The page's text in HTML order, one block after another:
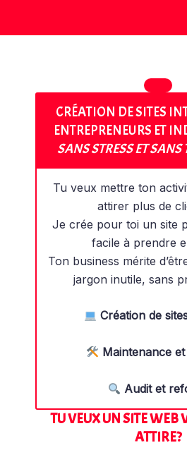
CRÉATION DE SITES
ENTREPRENEURS ET
SANS STRESS ET SANS
Tu veux mettre ton
attirer plus de
Je crée pour toi un site
facile à prendre
Ton business mérite
jargon inutile, sans
Création de
Maintenance
Audit et
TU VEUX UN SITE WEB
ATTIRE?